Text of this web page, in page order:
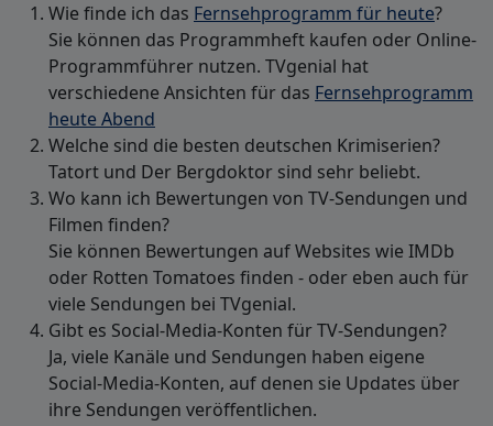
Wie finde ich das Fernsehprogramm für heute?
Sie können das Programmheft kaufen oder Online-
Programmführer nutzen. TVgenial hat
verschiedene Ansichten für das Fernsehprogramm
heute Abend
Welche sind die besten deutschen Krimiserien?
Tatort und Der Bergdoktor sind sehr beliebt.
Wo kann ich Bewertungen von TV-Sendungen und
Filmen finden?
Sie können Bewertungen auf Websites wie IMDb
oder Rotten Tomatoes finden - oder eben auch für
viele Sendungen bei TVgenial.
Gibt es Social-Media-Konten für TV-Sendungen?
Ja, viele Kanäle und Sendungen haben eigene
Social-Media-Konten, auf denen sie Updates über
ihre Sendungen veröffentlichen.